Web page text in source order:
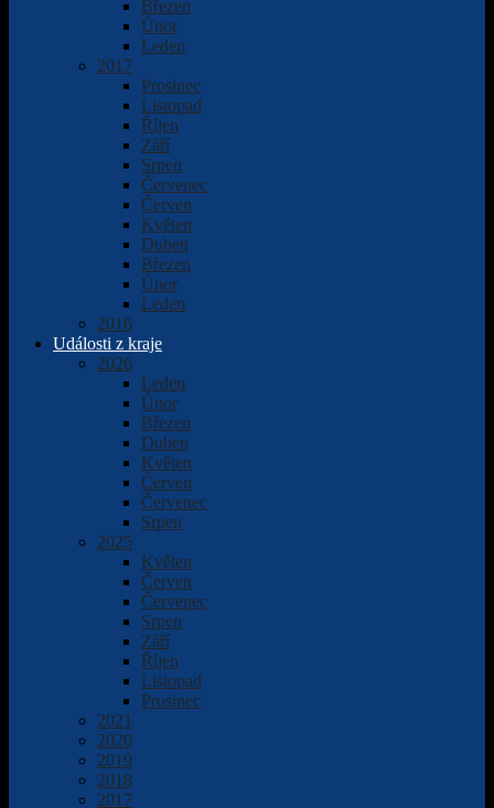
Březen
Únor
Leden
2017
Prosinec
Listopad
Říjen
Září
Srpen
Červenec
Červen
Květen
Duben
Březen
Únor
Leden
2016
Události z kraje
2026
Leden
Únor
Březen
Duben
Květen
Červen
Červenec
Srpen
2025
Květen
Červen
Červenec
Srpen
Září
Říjen
Listopad
Prosinec
2021
2020
2019
2018
2017